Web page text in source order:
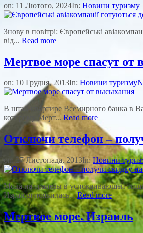
on: 11 Лютого, 2024In: Новини туризму
Знову в повітрі: Європейські
від... Read more
Мертвое море спасут от
on: 10 Грудня, 2013In: Новини туризму
В штаб-квартире Всемирного банка в
которому Мерт... Read more
Отключи телефон –
on: 27 Листопада, 2013In: Новини
Мода на трапезы в успокаивающей
Израиля появилась...Read more
Мертвое море. Израиль